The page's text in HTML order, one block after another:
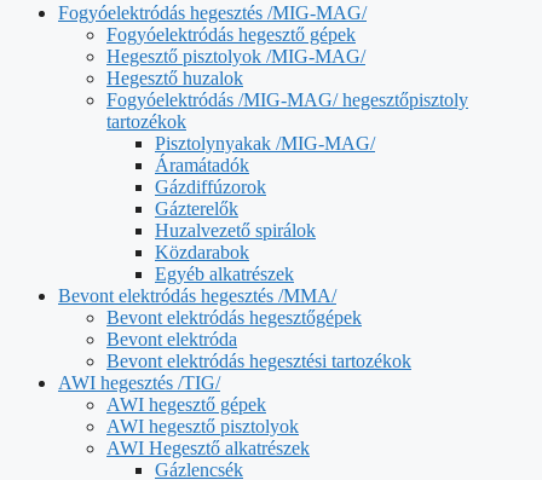
Fogyóelektródás hegesztés /MIG-MAG/
Fogyóelektródás hegesztő gépek
Hegesztő pisztolyok /MIG-MAG/
Hegesztő huzalok
Fogyóelektródás /MIG-MAG/ hegesztőpisztoly
tartozékok
Pisztolynyakak /MIG-MAG/
Áramátadók
Gázdiffúzorok
Gázterelők
Huzalvezető spirálok
Közdarabok
Egyéb alkatrészek
Bevont elektródás hegesztés /MMA/
Bevont elektródás hegesztőgépek
Bevont elektróda
Bevont elektródás hegesztési tartozékok
AWI hegesztés /TIG/
AWI hegesztő gépek
AWI hegesztő pisztolyok
AWI Hegesztő alkatrészek
Gázlencsék